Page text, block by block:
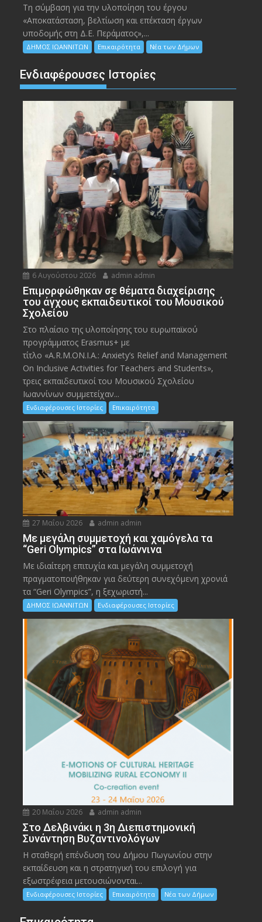
Τη σύμβαση για την υλοποίηση του έργου
«Αποκατάσταση, βελτίωση και επέκταση έργων
υποδομής στη Δ.Ε. Περάματος»,...
ΔΗΜΟΣ ΙΩΑΝΝΙΤΩΝ Επικαιρότητα Νέα των Δήμων
Ενδιαφέρουσες Ιστορίες
6 Αυγούστου 2026 admin admin
Eπιμορφώθηκαν σε θέματα διαχείρισης
του άγχους εκπαιδευτικοί του Μουσικού
Σχολείου
Στο πλαίσιο της υλοποίησης του ευρωπαϊκού
προγράμματος Erasmus+ με
τίτλο «A.R.M.ON.I.A.: Anxiety’s Relief and Management
On Inclusive Activities for Teachers and Students»,
τρεις εκπαιδευτικοί του Μουσικού Σχολείου
Ιωαννίνων συμμετείχαν...
Ενδιαφέρουσες Ιστορίες Επικαιρότητα
27 Μαΐου 2026 admin admin
Με μεγάλη συμμετοχή και χαμόγελα τα
“Geri Olympics” στα Ιωάννινα
Με ιδιαίτερη επιτυχία και μεγάλη συμμετοχή
πραγματοποιήθηκαν για δεύτερη συνεχόμενη χρονιά
τα “Geri Olympics”, η ξεχωριστή...
ΔΗΜΟΣ ΙΩΑΝΝΙΤΩΝ Ενδιαφέρουσες Ιστορίες
20 Μαΐου 2026 admin admin
Στο Δελβινάκι η 3η Διεπιστημονική
Συνάντηση Βυζαντινολόγων
Η σταθερή επένδυση του Δήμου Πωγωνίου στην
εκπαίδευση και η στρατηγική του επιλογή για
εξωστρέφεια μετουσιώνονται...
Ενδιαφέρουσες Ιστορίες Επικαιρότητα Νέα των Δήμων